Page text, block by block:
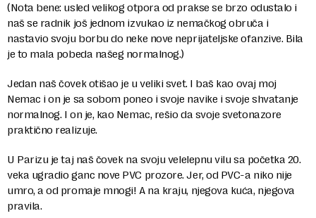
(Nota bene: usled velikog otpora od prakse se brzo odustalo i
naš se radnik još jednom izvukao iz nemačkog obruča i
nastavio svoju borbu do neke nove neprijateljske ofanzive. Bila
je to mala pobeda našeg normalnog.)
Jedan naš čovek otišao je u veliki svet. I baš kao ovaj moj
Nemac i on je sa sobom poneo i svoje navike i svoje shvatanje
normalnog. I on je, kao Nemac, rešio da svoje svetonazore
praktično realizuje.
U Parizu je taj naš čovek na svoju velelepnu vilu sa početka 20.
veka ugradio ganc nove PVC prozore. Jer, od PVC-a niko nije
umro, a od promaje mnogi! A na kraju, njegova kuća, njegova
pravila.